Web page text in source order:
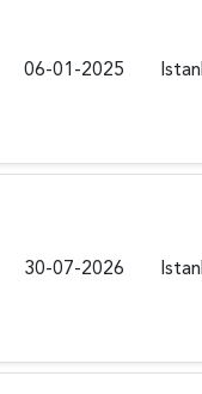
06-01-2025
30-07-2026